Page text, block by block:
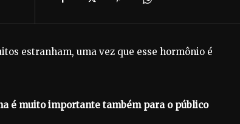
estranham, uma vez que esse hormônio é
é muito importante também para o público